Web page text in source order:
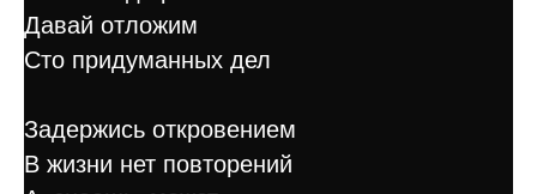
Давай отложим
Сто придуманных дел
Задержись откровением
В жизни нет повторений